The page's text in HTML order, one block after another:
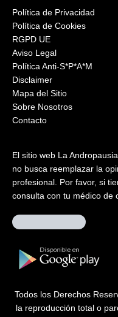
Política de Privacidad
Política de Cookies
RGPD UE
Aviso Legal
Política Anti-S*P*A*M
Disclaimer
Mapa del Sitio
Sobre Nosotros
Contacto
El sitio web La
no busca reemplazar la
profesional. Por favor, si
consulta con tu médico de
Todos los Derechos
la reproducción total o